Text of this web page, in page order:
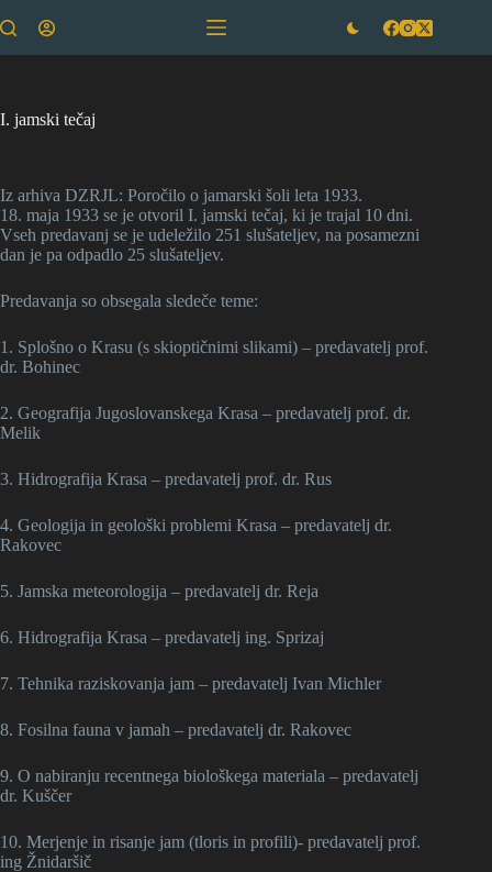
to
I. jamski tečaj
Iz arhiva DZRJL: Poročilo o jamarski šoli leta 1933.
18. maja 1933 se je otvoril I. jamski tečaj, ki je trajal 10 dni.
Vseh predavanj se je udeležilo 251 slušateljev, na posamezni
dan je pa odpadlo 25 slušateljev.
Predavanja so obsegala sledeče teme:
1. Splošno o Krasu (s skioptičnimi slikami) – predavatelj prof.
dr. Bohinec
2. Geografija Jugoslovanskega Krasa – predavatelj prof. dr.
Melik
3. Hidrografija Krasa – predavatelj prof. dr. Rus
4. Geologija in geološki problemi Krasa – predavatelj dr.
Rakovec
5. Jamska meteorologija – predavatelj dr. Reja
6. Hidrografija Krasa – predavatelj ing. Sprizaj
7. Tehnika raziskovanja jam – predavatelj Ivan Michler
8. Fosilna fauna v jamah – predavatelj dr. Rakovec
9. O nabiranju recentnega biološkega materiala – predavatelj
dr. Kuščer
10. Merjenje in risanje jam (tloris in profili)- predavatelj prof.
ing Žnidaršič